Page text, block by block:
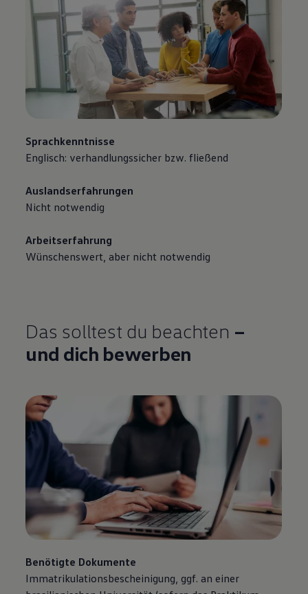
Sprachkenntnisse
Englisch: verhandlungssicher bzw. fließend
Auslandserfahrungen
Nicht notwendig
Arbeitserfahrung
Wünschenswert, aber nicht notwendig
Das solltest du beachten –
und dich bewerben
Benötigte Dokumente
Immatrikulationsbescheinigung, ggf. an einer